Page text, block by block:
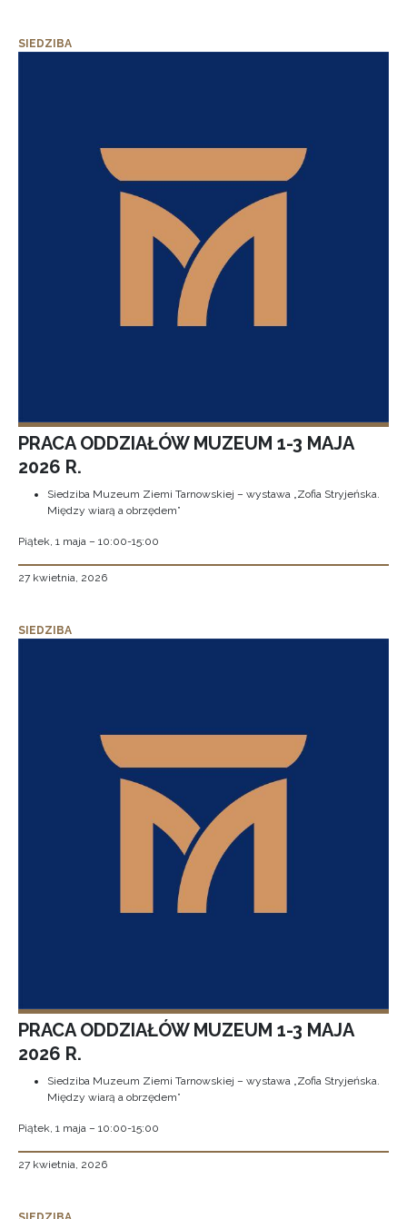
SIEDZIBA
PRACA ODDZIAŁÓW MUZEUM 1-3 MAJA
2026 R.
Siedziba Muzeum Ziemi Tarnowskiej – wystawa „Zofia Stryjeńska.
Między wiarą a obrzędem”
Piątek, 1 maja – 10:00-15:00
27 kwietnia, 2026
SIEDZIBA
PRACA ODDZIAŁÓW MUZEUM 1-3 MAJA
2026 R.
Siedziba Muzeum Ziemi Tarnowskiej – wystawa „Zofia Stryjeńska.
Między wiarą a obrzędem”
Piątek, 1 maja – 10:00-15:00
27 kwietnia, 2026